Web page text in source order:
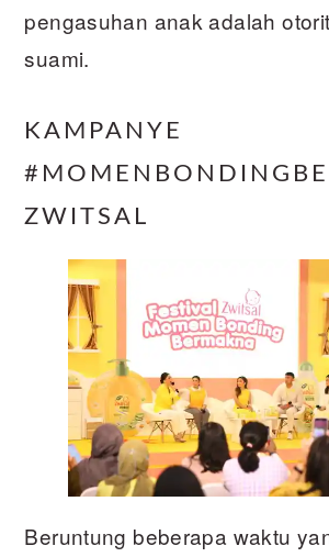
pengasuhan anak adalah
suami.
KAMPANYE
ZWITSAL
Beruntung beberapa waktu